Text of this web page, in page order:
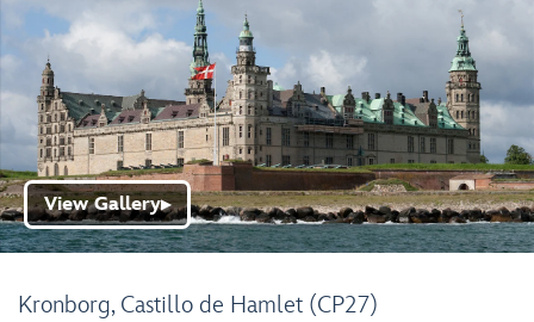
Kronborg, Castillo de Hamlet (CP27)
View Gallery▶